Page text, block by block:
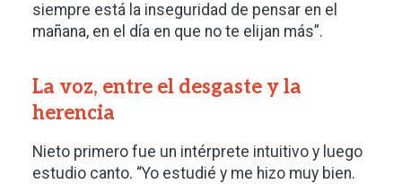
siempre está la inseguridad de pensar en el
mañana, en el día en que no te elijan más”.
La voz, entre el desgaste y la
herencia
Nieto primero fue un intérprete intuitivo y luego
estudio canto. “Yo estudié y me hizo muy bien.